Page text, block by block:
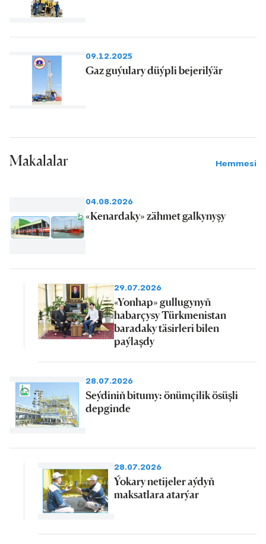
09.12.2025
Gaz guýulary düýpli bejerilýär
Makalalar Hemmesi
04.08.2026
«Kenardaky» zähmet galkynyşy
29.07.2026
«Yonhap» gullugynyň
habarçysy Türkmenistan
baradaky täsirleri bilen
paýlaşdy
28.07.2026
Seýdiniň bitumy: önümçilik ösüşli
depginde
28.07.2026
Ýokary netijeler aýdyň
maksatlara atarýar